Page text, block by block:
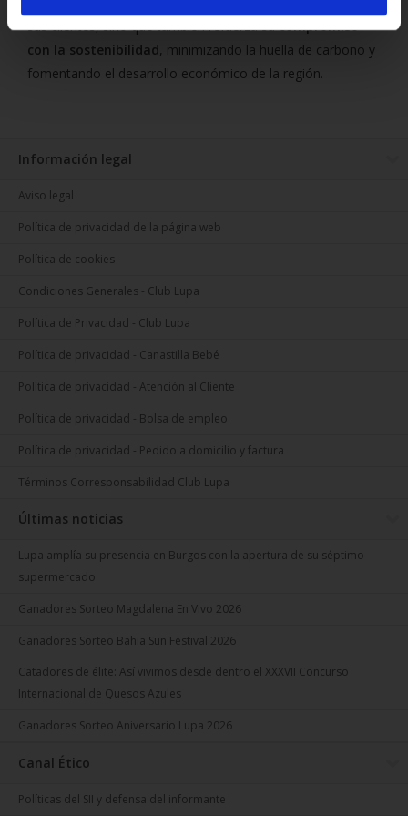
sus clientes, sino que también refuerza sucompromiso
con la sostenibilidad, minimizando la huella de carbono y
fomentando el desarrollo económico de la región.
Información legal
Aviso legal
Política de privacidad de la página web
Política de cookies
Condiciones Generales - Club Lupa
Política de Privacidad - Club Lupa
Política de privacidad - Canastilla Bebé
Política de privacidad - Atención al Cliente
Política de privacidad - Bolsa de empleo
Política de privacidad - Pedido a domicilio y factura
Términos Corresponsabilidad Club Lupa
Últimas noticias
Lupa amplía su presencia en Burgos con la apertura de su séptimo
supermercado
Ganadores Sorteo Magdalena En Vivo 2026
Ganadores Sorteo Bahia Sun Festival 2026
Catadores de élite: Así vivimos desde dentro el XXXVII Concurso
Internacional de Quesos Azules
Ganadores Sorteo Aniversario Lupa 2026
Canal Ético
Políticas del SII y defensa del informante